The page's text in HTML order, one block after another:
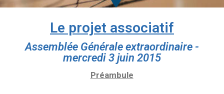
Le projet associatif
Assemblée Générale extraordinaire -
mercredi 3 juin 2015
Préambule